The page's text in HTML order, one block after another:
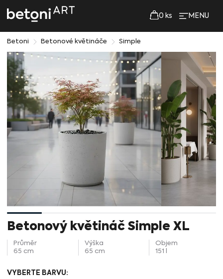
0 ks MENU
Betoni Betonové květináče Simple
Betonový květináč Simple XL
Průměr
65 cm
Výška
65 cm
Objem
151 l